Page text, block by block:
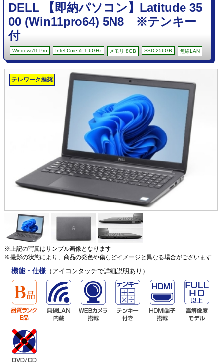
DELL 【即納パソコン】Latitude 35
00 (Win11pro64) 5N8 ※テンキー
付
Windows11 Pro Intel Core i5 1.6GHz メモリ 8GB SSD 256GB 無線LAN
テレワーク推奨
※上記の写真はサンプル画像となります
※撮影の状態により、商品の発色や傷などイメージと異なる場合がございます
機能・仕様（アイコンタッチで詳細説明あり）